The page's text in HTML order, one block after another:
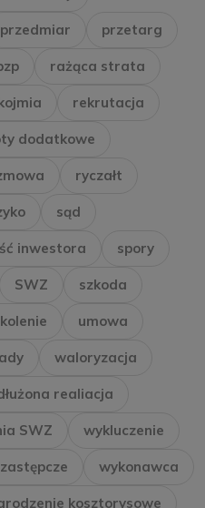
przedmiar przetarg
rażąca strata
rekrutacja
dodatkowe
ryczałt
sąd
inwestora spory
SWZ szkoda
umowa
waloryzacja
realiacja
SWZ wykluczenie
wykonawca
kosztorysowe